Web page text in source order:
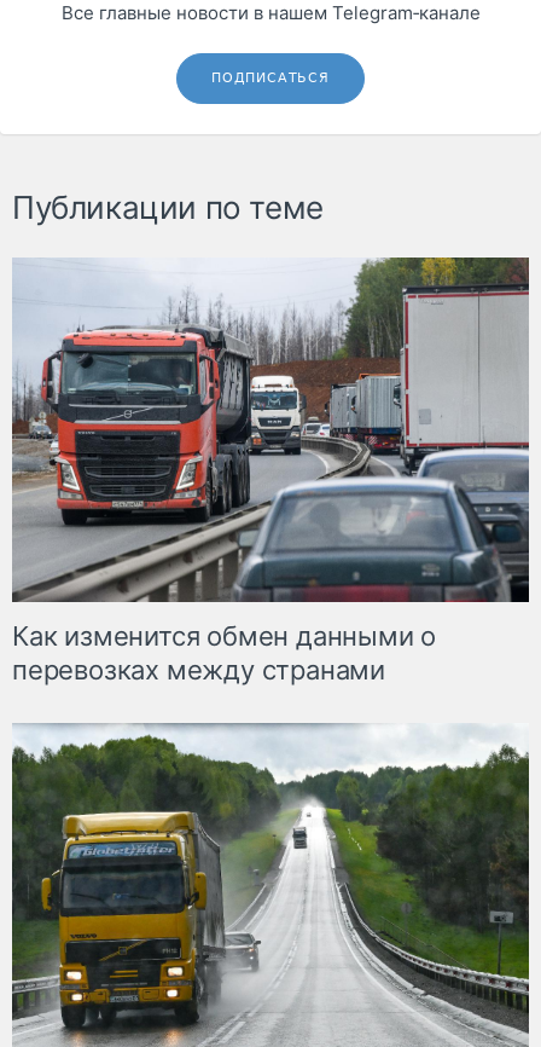
Все главные новости в нашем Telegram‑канале
ПОДПИСАТЬСЯ
Публикации по теме
Как изменится обмен данными о
перевозках между странами